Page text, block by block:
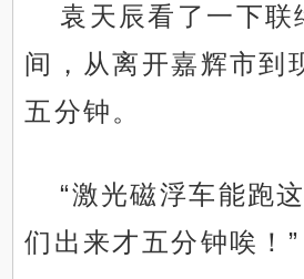
袁天辰看了一下联
间，从离开嘉辉市到
五分钟。
“激光磁浮车能跑
们出来才五分钟唉！”